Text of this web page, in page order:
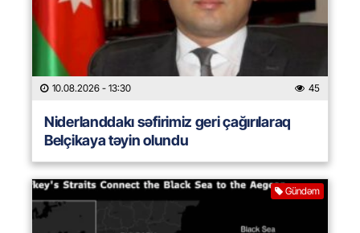
10.08.2026 - 13:30 45
Niderlanddakı səfirimiz geri çağırılaraq
Belçikaya təyin olundu
Gündəm